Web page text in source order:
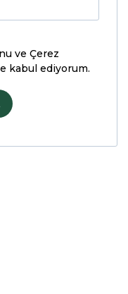
ve Çerez
kabul ediyorum.